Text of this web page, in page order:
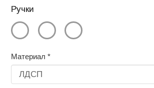
Ручки
Материал *